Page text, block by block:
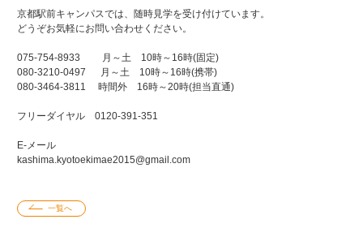
京都駅前キャンパスでは、随時見学を受け付けています。
どうぞお気軽にお問い合わせください。
075-754-8933 月～土 10時～16時(固定)
080-3210-0497 月～土 10時～16時(携帯)
080-3464-3811 時間外 16時～20時(担当直通)
フリーダイヤル 0120-391-351
E-メール
kashima.kyotoekimae2015@gmail.com
一覧へ